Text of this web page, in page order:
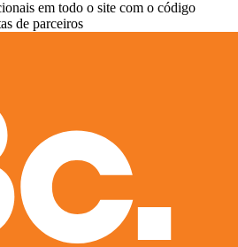
em todo o site com o código
de parceiros